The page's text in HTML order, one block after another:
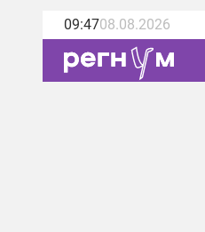
09:4708.08.2026